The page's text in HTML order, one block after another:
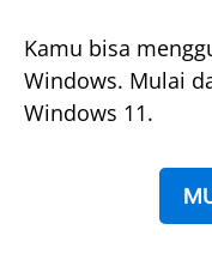
Kamu bisa
Windows. Mulai
Windows 11.